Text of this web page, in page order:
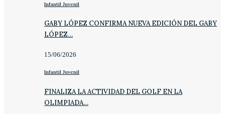
Infantil Juvenil
GABY LÓPEZ CONFIRMA NUEVA EDICIÓN DEL GABY
LÓPEZ…
15/06/2026
Infantil Juvenil
FINALIZA LA ACTIVIDAD DEL GOLF EN LA
OLIMPIADA…